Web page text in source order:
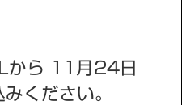
から 11⽉24⽇
ください。